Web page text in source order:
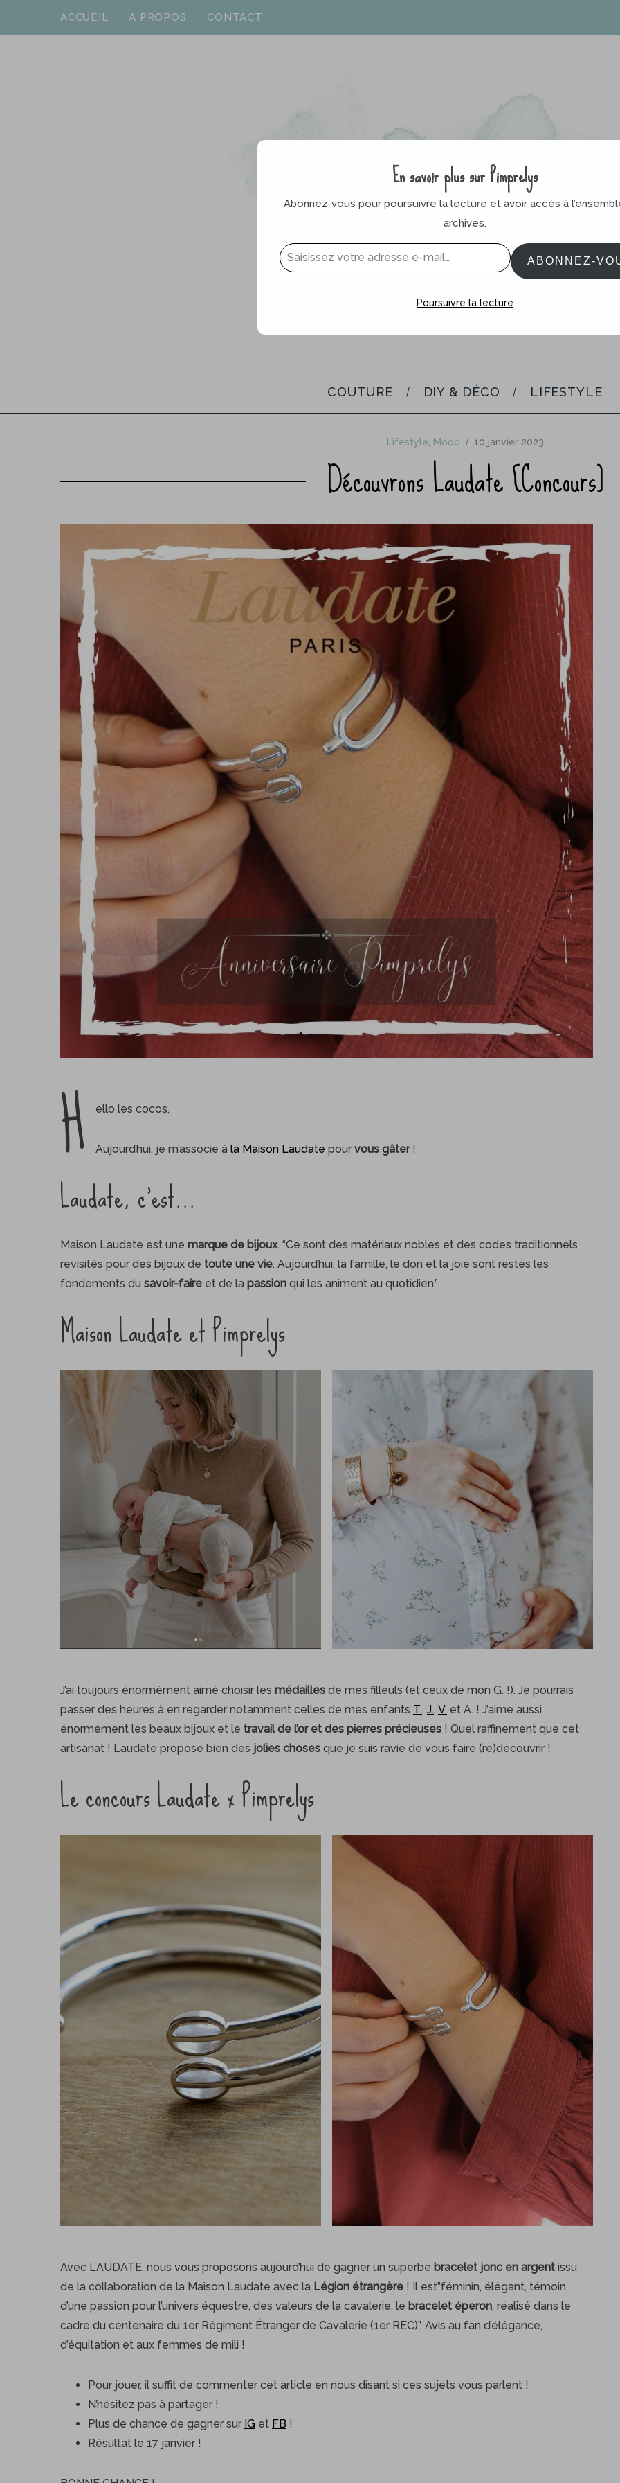
ACCUEIL A PROPOS CONTACT
COUTURE DIY & DÉCO LIFESTYLE
Lifestyle Mood 10 janvier 2023
Découvrons Laudate [Concours]
H ello les cocos,
Aujourd’hui, je m’associe à la Maison Laudate pour vous gâter!
Laudate, c’est…
Maison Laudate est une marque de bijoux. “Ce sont des matériaux nobles et des codes traditionnels
revisités pour des bijoux de toute une vie. Aujourd’hui, la famille, le don et la joie sont restés les
fondements du savoir-faire et de la passion qui les animent au quotidien.”
Maison Laudate et Pimprelys
J’ai toujours énormément aimé choisir les médailles de mes filleuls (et ceux de mon G. !). Je pourrais
passer des heures à en regarder notamment celles de mes enfants T., J., V. et A. ! J’aime aussi
énormément les beaux bijoux et le travail de l’or et des pierres précieuses ! Quel raffinement que cet
artisanat ! Laudate propose bien des jolies choses que je suis ravie de vous faire (re)découvrir !
Le concours Laudate x Pimprelys
Avec LAUDATE, nous vous proposons aujourd’hui de gagner un superbe bracelet jonc en argent issu
de la collaboration de la Maison Laudate avec la Légion étrangère ! Il est”féminin, élégant, témoin
d’une passion pour l’univers équestre, des valeurs de la cavalerie, le bracelet éperon, réalisé dans le
cadre du centenaire du 1er Régiment Étranger de Cavalerie (1er REC)”. Avis au fan d’élégance,
d’équitation et aux femmes de mili !
Pour jouer, il suffit de commenter cet article en nous disant si ces sujets vous parlent !
N’hésitez pas à partager !
Plus de chance de gagner sur IG et FB !
Résultat le 17 janvier !
a
c
En savoir plus sur Pimprelys
Abonnez-vous pour poursuivre la lecture et avoir accès à
archives.
ABONNEZ-
Poursuivre la lecture